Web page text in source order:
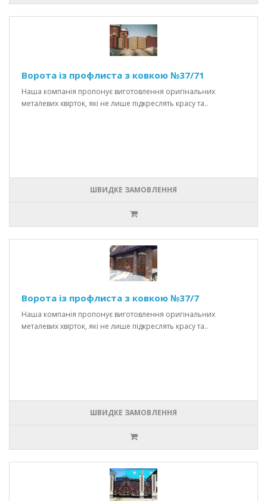
Ворота із профлиста з ковкою №37/71
Наша компанія пропонує виготовлення оригінальних
металевих хвірток, які не лише підкреслять красу та..
ШВИДКЕ ЗАМОВЛЕННЯ
Ворота із профлиста з ковкою №37/7
Наша компанія пропонує виготовлення оригінальних
металевих хвірток, які не лише підкреслять красу та..
ШВИДКЕ ЗАМОВЛЕННЯ